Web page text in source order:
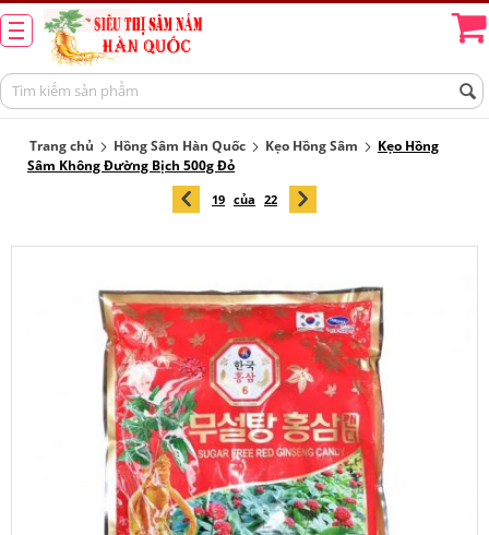
Trang chủ Hồng Sâm Hàn Quốc Kẹo Hồng Sâm
Kẹo Hồng
Sâm Không Đường Bịch 500g Đỏ
19 của 22